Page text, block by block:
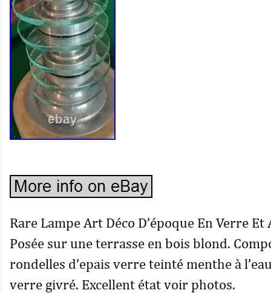
Rare Lampe Art Déco D’époque En Verre
Posée sur une terrasse en bois blond.
rondelles d’epais verre teinté menthe à
verre givré. Excellent état voir photos.